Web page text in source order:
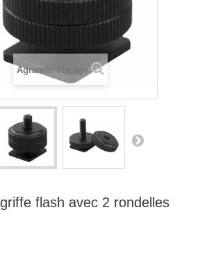
Agrandir l'image
flash avec 2 rondelles